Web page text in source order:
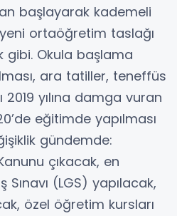
başlayarak kademeli
ortaöğretim taslağı
gibi. Okula başlama
ara tatiller, teneffüs
2019 yılına damga vuran
eğitimde yapılması
gündemde:
çıkacak, en
Sınavı (LGS) yapılacak,
özel öğretim kursları